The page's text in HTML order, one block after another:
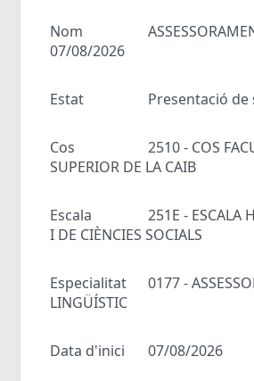
Nom
07/08/2026
Estat Presentació de
Cos
2510 - COS
SUPERIOR DE LA CAIB
Escala
251E - ESCALA
I DE CIÈNCIES SOCIALS
Especialitat
0177 -
LINGÜÍSTIC
Data d'inici 07/08/2026